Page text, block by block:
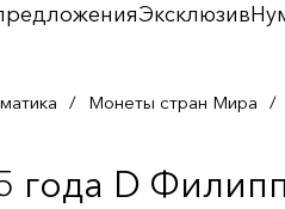
Эксклюзив
/ Монеты стран Мира /
года D